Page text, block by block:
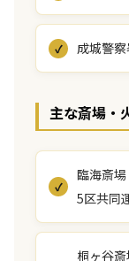
成城警
主な斎場・
臨海斎
5区共同
桐ヶ谷